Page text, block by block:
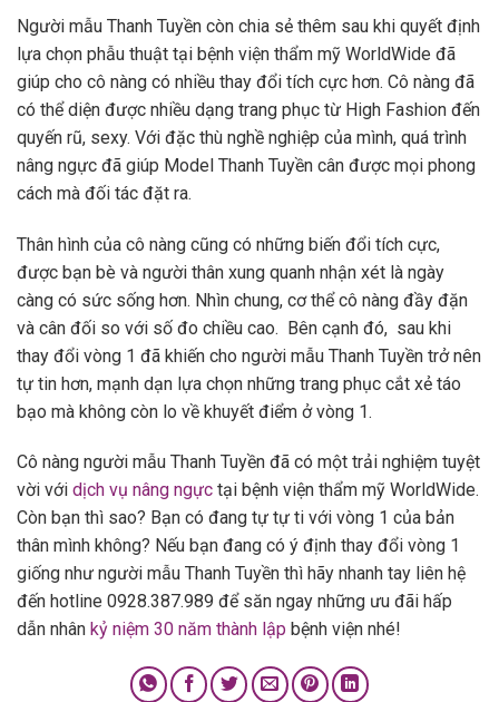
Người mẫu Thanh Tuyền còn chia sẻ thêm sau khi quyết định
lựa chọn phẫu thuật tại bệnh viện thẩm mỹ WorldWide đã
giúp cho cô nàng có nhiều thay đổi tích cực hơn. Cô nàng đã
có thể diện được nhiều dạng trang phục từ High Fashion đến
quyến rũ, sexy. Với đặc thù nghề nghiệp của mình, quá trình
nâng ngực đã giúp Model Thanh Tuyền cân được mọi phong
cách mà đối tác đặt ra.
Thân hình của cô nàng cũng có những biến đổi tích cực,
được bạn bè và người thân xung quanh nhận xét là ngày
càng có sức sống hơn. Nhìn chung, cơ thể cô nàng đầy đặn
và cân đối so với số đo chiều cao. Bên cạnh đó, sau khi
thay đổi vòng 1 đã khiến cho người mẫu Thanh Tuyền trở nên
tự tin hơn, mạnh dạn lựa chọn những trang phục cắt xẻ táo
bạo mà không còn lo về khuyết điểm ở vòng 1.
Cô nàng người mẫu Thanh Tuyền đã có một trải nghiệm tuyệt
vời với dịch vụ nâng ngực tại bệnh viện thẩm mỹ WorldWide.
Còn bạn thì sao? Bạn có đang tự tự ti với vòng 1 của bản
thân mình không? Nếu bạn đang có ý định thay đổi vòng 1
giống như người mẫu Thanh Tuyền thì hãy nhanh tay liên hệ
đến hotline 0928.387.989 để săn ngay những ưu đãi hấp
dẫn nhân kỷ niệm 30 năm thành lập bệnh viện nhé!